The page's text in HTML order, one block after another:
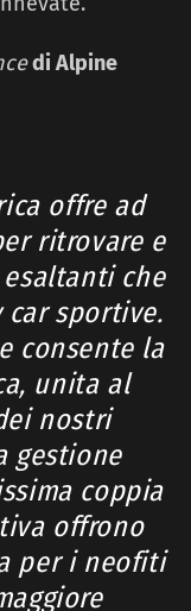
di Alpine
offre ad
ritrovare e
che
car sportive.
consente la
unita al
nostri
gestione
coppia
offrono
per i neofiti